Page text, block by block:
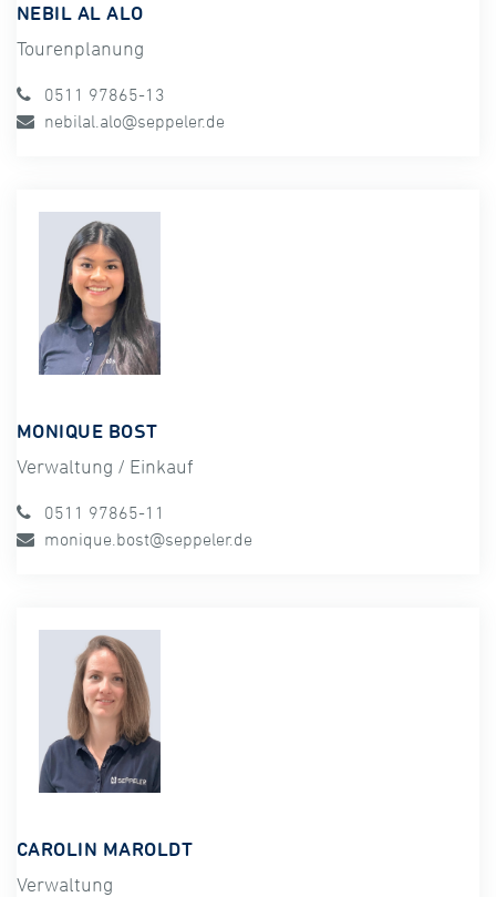
NEBIL AL ALO
Tourenplanung
0511 97865-13
nebilal.alo@seppeler.de
MONIQUE BOST
Verwaltung / Einkauf
0511 97865-11
monique.bost@seppeler.de
CAROLIN MAROLDT
Verwaltung